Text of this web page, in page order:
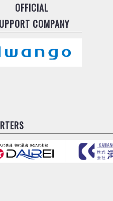
OFFICIAL
COMPANY